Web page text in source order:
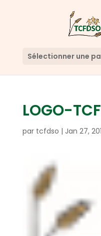
Sélectionner une
LOGO-
par tcfdso | Jan 27,